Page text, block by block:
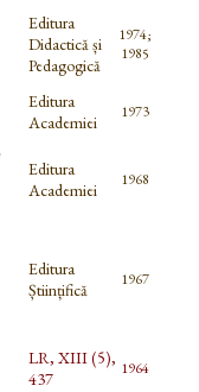
Editura
Didactică și
Pedagogică
1974;
1985
Editura
Academiei
1973
Editura
Academiei
1968
Editura
Științifică
1967
LR, XIII (5),
437
1964